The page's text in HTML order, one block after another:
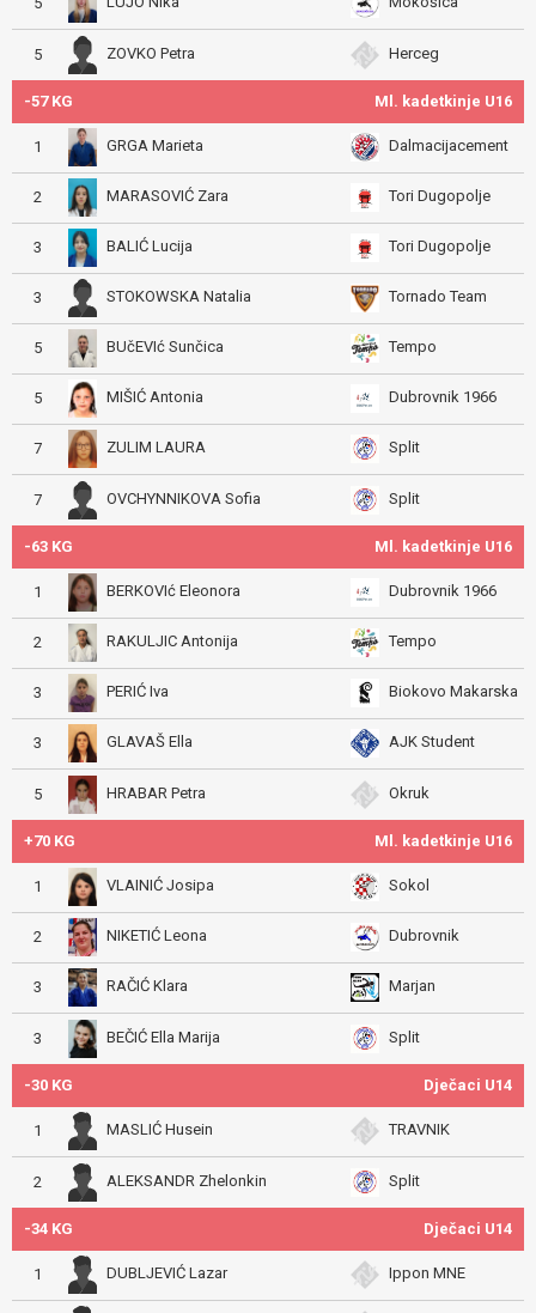
5 ZOVKO Petra Herceg
-57 KG Ml. kadetkinje U16
1 GRGA Marieta Dalmacijacement
2 MARASOVIĆ Zara Tori Dugopolje
3 BALIĆ Lucija Tori Dugopolje
3 STOKOWSKA Natalia Tornado Team
5 BUčEVIć Sunčica Tempo
5 MIŠIĆ Antonia Dubrovnik 1966
7 ZULIM LAURA Split
7 OVCHYNNIKOVA Sofia Split
-63 KG Ml. kadetkinje U16
1 BERKOVIć Eleonora Dubrovnik 1966
2 RAKULJIC Antonija Tempo
3 PERIĆ Iva Biokovo Makarska
3 GLAVAŠ Ella AJK Student
5 HRABAR Petra Okruk
+70 KG Ml. kadetkinje U16
1 VLAINIĆ Josipa Sokol
2 NIKETIĆ Leona Dubrovnik
3 RAČIĆ Klara Marjan
3 BEČIĆ Ella Marija Split
-30 KG Dječaci U14
1 MASLIĆ Husein TRAVNIK
2 ALEKSANDR Zhelonkin Split
-34 KG Dječaci U14
1 DUBLJEVIĆ Lazar Ippon MNE